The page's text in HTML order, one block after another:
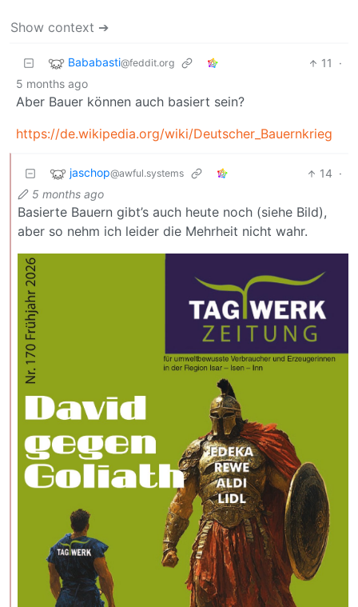
Show context ➔
Bababasti@feddit.org 11
·
5 months ago
Aber Bauer können auch basiert sein?
https://de.wikipedia.org/wiki/Deutscher_Bauernkrieg
jaschop@awful.systems 14 ·
5 months ago
Basierte Bauern gibt’s auch heute noch (siehe Bild),
aber so nehm ich leider die Mehrheit nicht wahr.